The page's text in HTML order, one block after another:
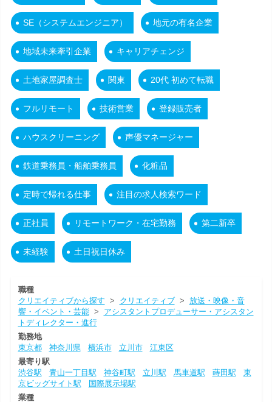
SE（システムエンジニア） 地元の有名企業
地域未来牽引企業 キャリアチェンジ
土地家屋調査士 関東 20代 初めて転職
フルリモート 技術営業 登録販売者
ハウスクリーニング 声優マネージャー
鉄道乗務員・船舶乗務員 化粧品
定時で帰れる仕事 注目の求人検索ワード
正社員 リモートワーク・在宅勤務 第二新卒
未経験 土日祝日休み
職種
クリエイティブから探す > クリエイティブ> 放送・映像・音
響・イベント・芸能> アシスタントプロデューサー・アシスタン
トディレクター・進行
勤務地
東京都
神奈川県 横浜市 立川市
江東区
最寄り駅
渋谷駅
青山一丁目駅 神谷町駅 立川駅 馬車道駅 蒔田駅
東
京ビッグサイト駅
国際展示場駅
業種